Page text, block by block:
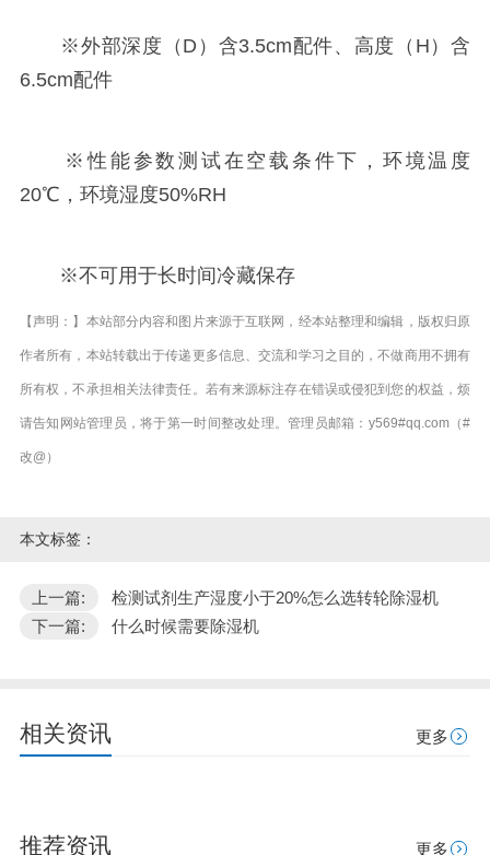
※外部深度（D）含3.5cm配件、高度（H）含
6.5cm配件
※性能参数测试在空载条件下，环境温度
20℃，环境湿度50%RH
※不可用于长时间冷藏保存
【声明：】本站部分内容和图片来源于互联网，经本站整理和编辑，版权归原
作者所有，本站转载出于传递更多信息、交流和学习之目的，不做商用不拥有
所有权，不承担相关法律责任。若有来源标注存在错误或侵犯到您的权益，烦
请告知网站管理员，将于第一时间整改处理。管理员邮箱：y569#qq.com（#
改@）
本文标签：
上一篇:
检测试剂生产湿度小于20%怎么选转轮除湿机
下一篇:
什么时候需要除湿机
相关资讯 更多
推荐资讯 更多